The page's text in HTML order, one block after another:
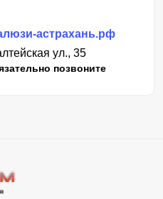
астрахань.рф
ул., 35
позвоните